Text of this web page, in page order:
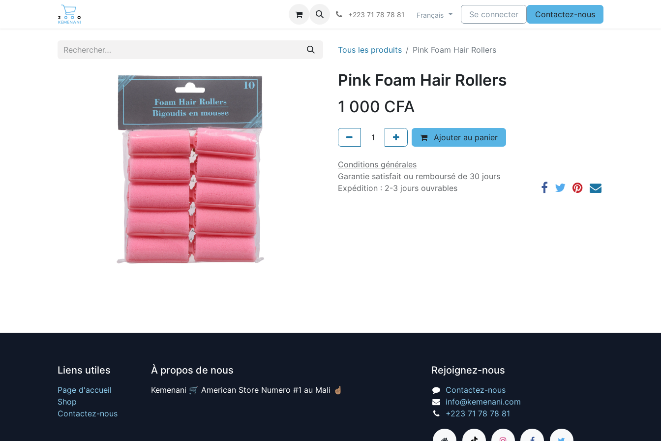
+223 71 78 78 81 Français Se connecter Contactez-nous
Tous les produits Pink Foam Hair Rollers
Pink Foam Hair Rollers
1 000 CFA
Ajouter au panier
Conditions générales
Garantie satisfait ou remboursé de 30 jours
Expédition : 2-3 jours ouvrables
Liens utiles
Page d'accueil
Shop
Contactez-nous
À propos de nous
Kemenani 🛒 American Store Numero #1 au Mali ☝🏽
Rejoignez-nous
Contactez-nous
info@kemenani.com
+223 71 78 78 81